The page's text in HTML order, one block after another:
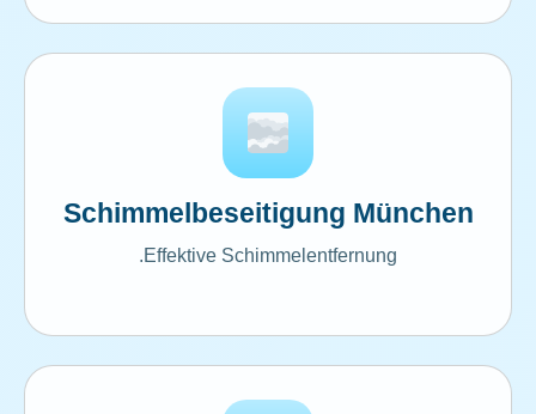
Schimmelbeseitigung München
Effektive Schimmelentfernung.